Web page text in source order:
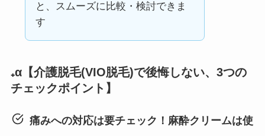
と、スムーズに比較・検討できま
す
₊α【介護脱毛(VIO脱毛)で後悔しない、3つの
チェックポイント】
痛みへの対応は要チェック！麻酔クリームは使